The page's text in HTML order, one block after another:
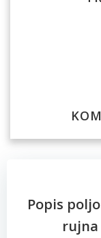
Popis
rujna